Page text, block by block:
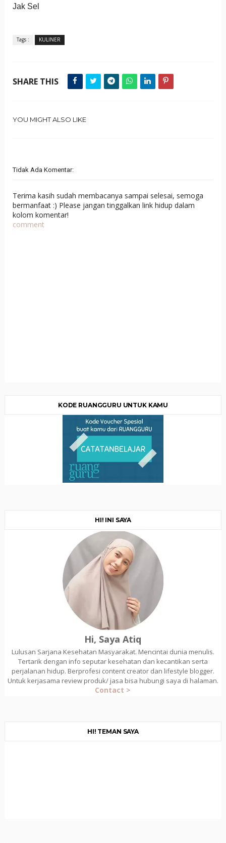
Jak Sel
Tags : KULINER
SHARE THIS
YOU MIGHT ALSO LIKE
Tidak Ada Komentar:
Terima kasih sudah membacanya sampai selesai, semoga
bermanfaat :) Please jangan tinggalkan link hidup dalam
kolom komentar!
comment
KODE RUANGGURU UNTUK KAMU
HI! INI SAYA
Hi, Saya Atiq
Lulusan Sarjana Kesehatan Masyarakat. Mencintai dunia menulis.
Tertarik dengan info seputar kesehatan dan kecantikan serta
perjalanan hidup. Berprofesi content creator dan lifestyle blogger.
Untuk kerjasama review produk/ jasa bisa hubungi saya di halaman.
Contact >
HI! TEMAN SAYA